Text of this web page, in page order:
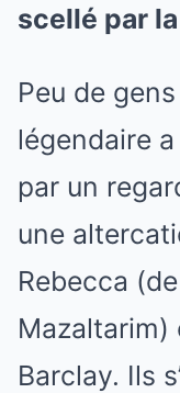
scellé par
Peu de
légendaire
par un
une
Rebecca
Mazaltarim)
Barclay. Ils